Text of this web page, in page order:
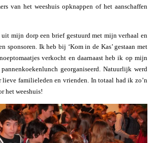
van het weeshuis opknappen of het aanschaffen
mijn dorp een brief gestuurd met mijn verhaal en
sponsoren. Ik heb bij ‘Kom in de Kas’ gestaan met
verkocht en daarnaast heb ik op mijn
georganiseerd. Natuurlijk werd
lieve familieleden en vrienden. In totaal had ik zo’n
het weeshuis!